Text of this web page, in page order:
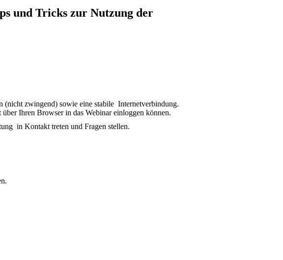
und Tricks zur Nutzung der
zwingend) sowie eine stabile Internetverbindung.
Ihren Browser in das Webinar einloggen können.
in Kontakt treten und Fragen stellen.